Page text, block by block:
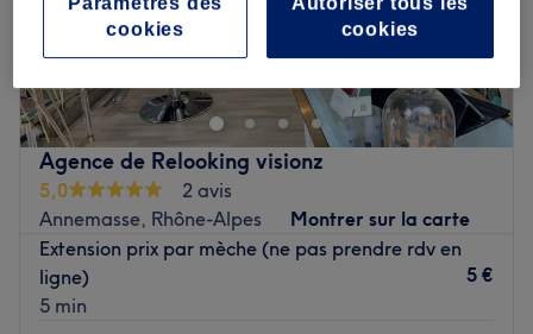
Agence de Relooking visionz
5,0
2 avis
Annemasse, Rhône-Alpes
Montrer sur la carte
Extension prix par mèche (ne pas prendre rdv en
ligne)
5 min
5 €
cookies
cookies